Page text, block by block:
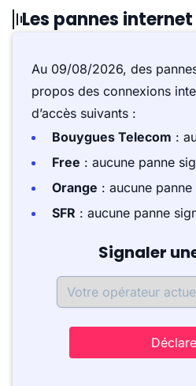
Les pannes
Au 09/08/2026, des
propos des connexions
d’accès suivants :
Bouygues Telecom :
Free : aucune panne
Orange : aucune
SFR : aucune panne
Signaler